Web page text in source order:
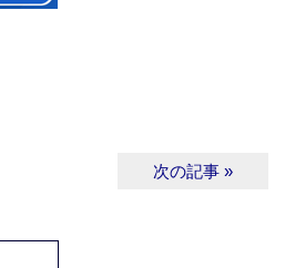
次の記事 »